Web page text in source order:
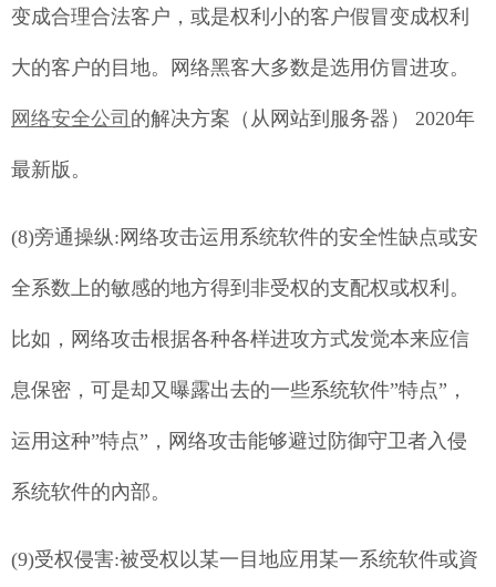
变成合理合法客户，或是权利小的客户假冒变成权利
大的客户的目地。网络黑客大多数是选用仿冒进攻。
网络安全公司 的解决方案（从网站到服务器） 2020年
最新版。
(8)旁通操纵:网络攻击运用系统软件的安全性缺点或安
全系数上的敏感的地方得到非受权的支配权或权利。
比如，网络攻击根据各种各样进攻方式发觉本来应信
息保密，可是却又曝露出去的一些系统软件”特点”，
运用这种”特点”，网络攻击能够避过防御守卫者入侵
系统软件的內部。
(9)受权侵害:被受权以某一目地应用某一系统软件或資